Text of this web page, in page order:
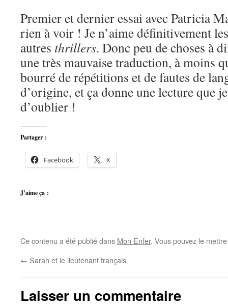
Premier et dernier essai avec Patricia
rien à voir ! Je n’aime définitivement
autres thrillers. Donc peu de choses à
une très mauvaise traduction, à moins
bourré de répétitions et de fautes de
d’origine, et ça donne une lecture que
d’oublier !
Partager :
Facebook X
J’aime ça :
Ce contenu a été publié dans Mon Enfer. Vous pouvez le
← Sarah et le lieutenant français
Laisser un commentaire